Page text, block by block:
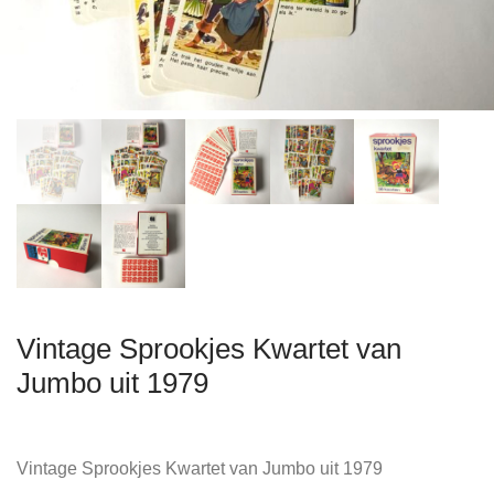
Vintage Sprookjes Kwartet van
Jumbo uit 1979
Vintage Sprookjes Kwartet van Jumbo uit 1979